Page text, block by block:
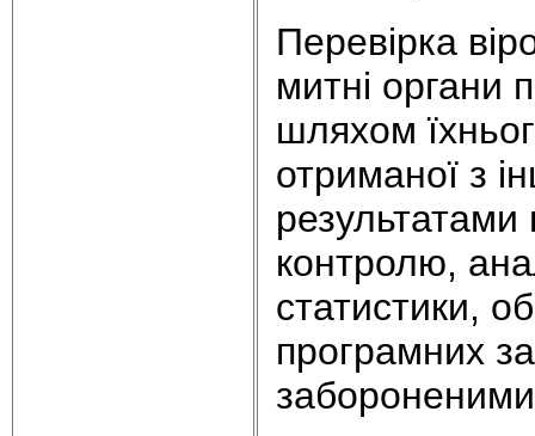
Перевірка
митні органи
шляхом
отриманої з
контролю,
статистики,
програмних